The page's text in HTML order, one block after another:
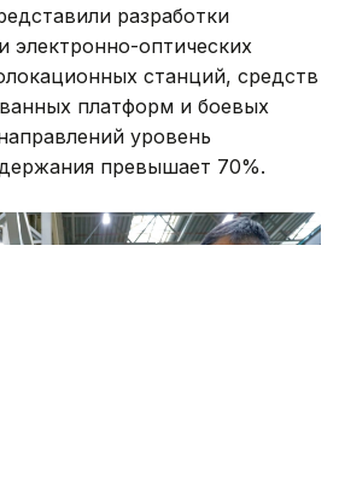
разработки
электронно-оптических
станций, средств
платформ и боевых
уровень
превышает 70%.